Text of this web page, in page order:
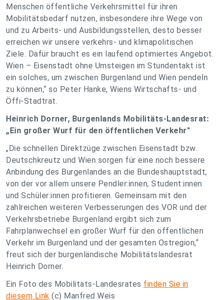
Menschen öffentliche Verkehrsmittel für ihren
Mobilitätsbedarf nutzen, insbesondere ihre Wege von
und zu Arbeits- und Ausbildungsstellen, desto besser
erreichen wir unsere verkehrs- und klimapolitischen
Ziele. Dafür braucht es ein laufend optimiertes Angebot.
Wien – Eisenstadt ohne Umsteigen im Stundentakt ist
ein solches, um zwischen Burgenland und Wien pendeln
zu können,“ so Peter Hanke, Wiens Wirtschafts- und
Öffi-Stadtrat.
Heinrich Dorner, Burgenlands Mobilitäts-Landesrat:
„Ein großer Wurf für den öffentlichen Verkehr"
„Die schnellen Direktzüge zwischen Eisenstadt bzw.
Deutschkreutz und Wien sorgen für eine noch bessere
Anbindung des Burgenlandes an die Bundeshauptstadt,
von der vor allem unsere Pendler:innen, Student:innen
und Schüler:innen profitieren. Gemeinsam mit den
zahlreichen weiteren Verbesserungen des VOR und der
Verkehrsbetriebe Burgenland ergibt sich zum
Fahrplanwechsel ein großer Wurf für den öffentlichen
Verkehr im Burgenland und der gesamten Ostregion,“
freut sich der burgenländische Mobilitätslandesrat
Heinrich Dorner.
Ein Foto des Mobilitäts-Landesrates finden Sie in
diesem Link (c) Manfred Weis